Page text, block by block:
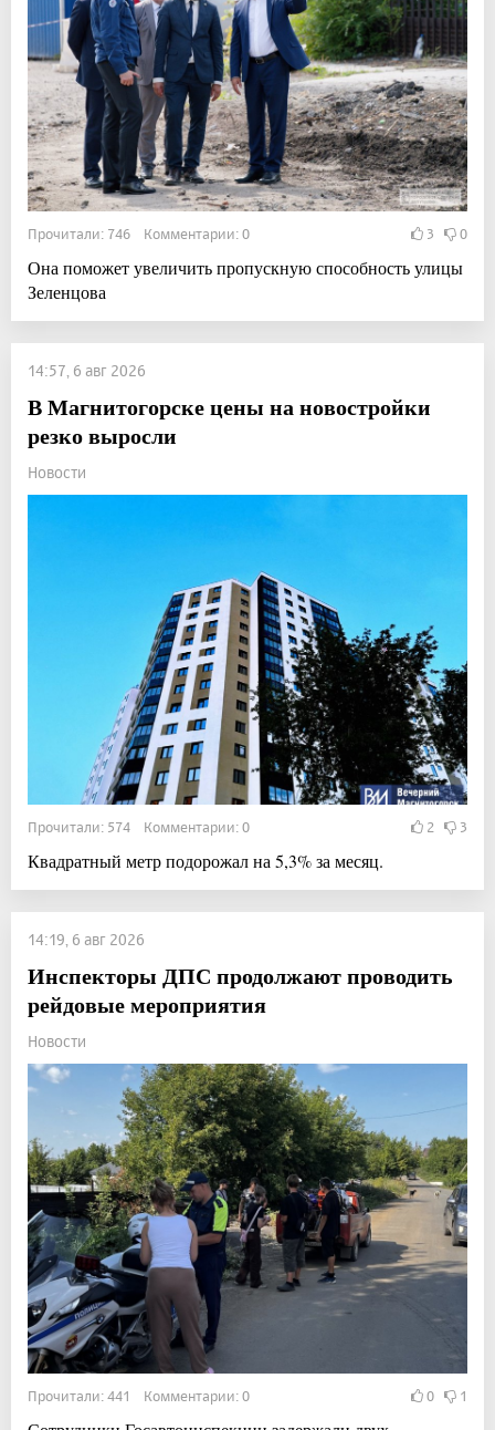
Прочитали: 746 Комментарии: 0 3 0
Она поможет увеличить пропускную способность улицы
Зеленцова
14:57, 6 авг 2026
В Магнитогорске цены на новостройки
резко выросли
Новости
Прочитали: 574 Комментарии: 0 2 3
Квадратный метр подорожал на 5,3% за месяц.
14:19, 6 авг 2026
Инспекторы ДПС продолжают проводить
рейдовые мероприятия
Новости
Прочитали: 441 Комментарии: 0 0 1